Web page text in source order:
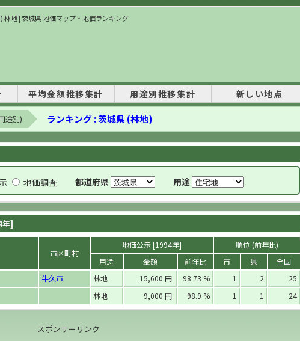
地 | 茨城県 地価マップ・地価ランキング
平均金額推移集計 用途別推移集計 新しい地点
途別) ランキング : 茨城県 (林地)
地価調査 都道府県 用途
]
市区町村
地価公示 [1994年]
順位 (前年比)
用途
金額 前年比 市 県
全国
牛久市 林地 15,600 円 98.73 % 1 2
25
林地 9,000 円 98.9 % 1 1 24
スポンサーリンク